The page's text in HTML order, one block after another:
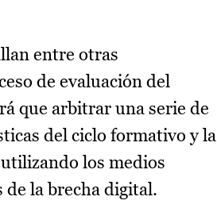
entre otras
de evaluación del
que arbitrar una serie de
del ciclo formativo y la
los medios
de la brecha digital.